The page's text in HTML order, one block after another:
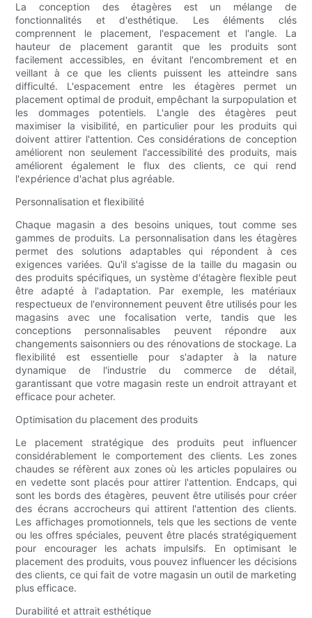
La conception des étagères est un mélange de
fonctionnalités et d'esthétique. Les éléments clés
comprennent le placement, l'espacement et l'angle. La
hauteur de placement garantit que les produits sont
facilement accessibles, en évitant l'encombrement et en
veillant à ce que les clients puissent les atteindre sans
difficulté. L'espacement entre les étagères permet un
placement optimal de produit, empêchant la surpopulation et
les dommages potentiels. L'angle des étagères peut
maximiser la visibilité, en particulier pour les produits qui
doivent attirer l'attention. Ces considérations de conception
améliorent non seulement l'accessibilité des produits, mais
améliorent également le flux des clients, ce qui rend
l'expérience d'achat plus agréable.
Personnalisation et flexibilité
Chaque magasin a des besoins uniques, tout comme ses
gammes de produits. La personnalisation dans les étagères
permet des solutions adaptables qui répondent à ces
exigences variées. Qu'il s'agisse de la taille du magasin ou
des produits spécifiques, un système d'étagère flexible peut
être adapté à l'adaptation. Par exemple, les matériaux
respectueux de l'environnement peuvent être utilisés pour les
magasins avec une focalisation verte, tandis que les
conceptions personnalisables peuvent répondre aux
changements saisonniers ou des rénovations de stockage. La
flexibilité est essentielle pour s'adapter à la nature
dynamique de l'industrie du commerce de détail,
garantissant que votre magasin reste un endroit attrayant et
efficace pour acheter.
Optimisation du placement des produits
Le placement stratégique des produits peut influencer
considérablement le comportement des clients. Les zones
chaudes se réfèrent aux zones où les articles populaires ou
en vedette sont placés pour attirer l'attention. Endcaps, qui
sont les bords des étagères, peuvent être utilisés pour créer
des écrans accrocheurs qui attirent l'attention des clients.
Les affichages promotionnels, tels que les sections de vente
ou les offres spéciales, peuvent être placés stratégiquement
pour encourager les achats impulsifs. En optimisant le
placement des produits, vous pouvez influencer les décisions
des clients, ce qui fait de votre magasin un outil de marketing
plus efficace.
Durabilité et attrait esthétique